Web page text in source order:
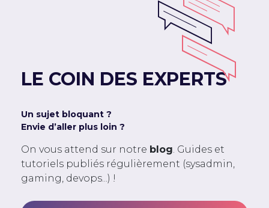
LE COIN DES EXPERTS
Un sujet bloquant ?
Envie d’aller plus loin ?
On vous attend sur notre blog. Guides et
tutoriels publiés régulièrement (sysadmin,
gaming, devops...) !